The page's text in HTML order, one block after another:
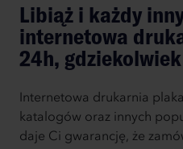
Libiąż i każdy
internetowa
24h,
Internetowa drukarnia
katalogów oraz innych
daje Ci gwarancję, że